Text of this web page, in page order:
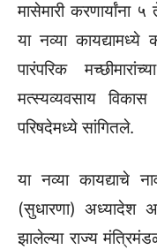
मासेमारी करणार्यांना
या नव्या
पारंपरिक
मत्स्यव्यवसाय
परिषदेमध्ये सांगितले.
या नव्या कायद्याचे
(सुधारणा)
झालेल्या राज्य